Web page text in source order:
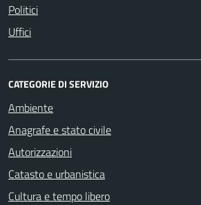
Politici
Uffici
CATEGORIE DI SERVIZIO
Ambiente
Anagrafe e stato civile
Autorizzazioni
Catasto e urbanistica
Cultura e tempo libero